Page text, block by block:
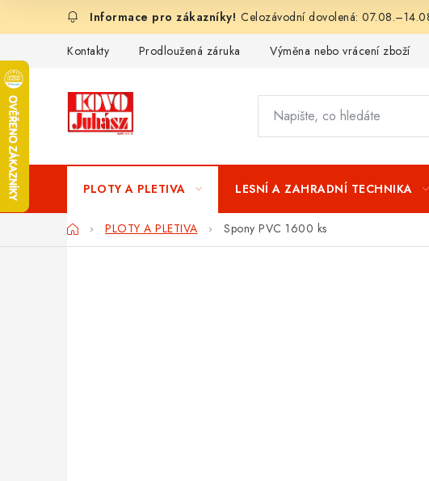
Celozávodní dovolená:
Kontakty Prodloužená záruka Výměna nebo vrácení zboží
PLOTY A PLETIVA LESNÍ A ZAHRADNÍ TECHNIKA
DomůPLOTY A PLETIVA Spony PVC 1600 ks